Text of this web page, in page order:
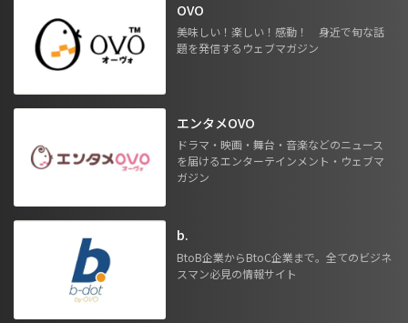
OVO
美味しい！楽しい！感動！ 身近で旬な話
題を発信するウェブマガジン
エンタメOVO
ドラマ・映画・舞台・音楽などのニュース
を届けるエンターテインメント・ウェブマ
ガジン
b.
BtoB企業からBtoC企業まで。全てのビジネ
スマン必見の情報サイト